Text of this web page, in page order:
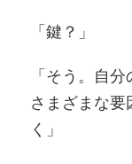
「鍵？」
「そう。自
さまざまな要
く」